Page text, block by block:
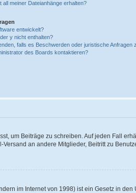
all meiner Dateianhänge erhalten?
entwickelt?
y nicht enthalten?
falls es Beschwerden oder juristische Anfragen
des Boards kontaktieren?
um Beiträge zu schreiben. Auf jeden Fall
an andere Mitglieder, Beitritt zu
im Internet von 1998) ist ein Gesetz in den